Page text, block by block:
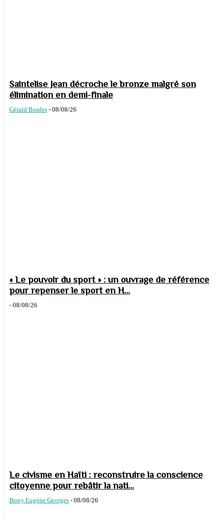
Saintelise Jean décroche le bronze malgré son
élimination en demi-finale
Gérald Bordes - 08/08/26
« Le pouvoir du sport » : un ouvrage de référence
pour repenser le sport en H...
- 08/08/26
Le civisme en Haïti : reconstruire la conscience
citoyenne pour rebâtir la nati...
Bony Eugène Georges - 08/08/26